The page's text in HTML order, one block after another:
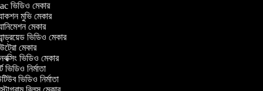
ভিডিও মেকার
মুভি মেকার
মেকার
ভিডিও মেকার
মেকার
ভিডিও মেকার
নির্মাতা
ভিডিও নির্মাতা